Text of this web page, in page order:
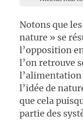
Notons que
nature » se
l’opposition
l’on retrouve
l’alimentation
l’idée de
que cela
partie des